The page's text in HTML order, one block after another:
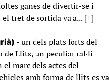
ganes de divertir-se i
el tret de sortida va a...[+]
- un dels plats forts del
de Llits, un peculiar ral·li
marc dels actes del
amb forma de llits es va